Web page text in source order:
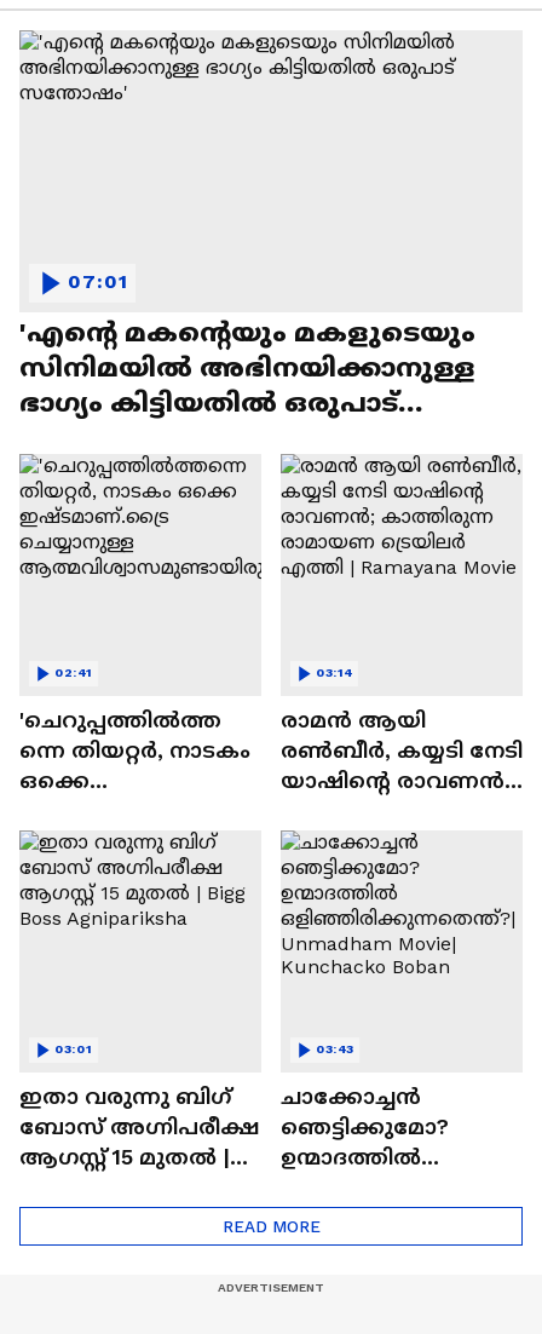
'എന്റെ മകന്റെയും മകളുടെയും
സിനിമയിൽ അഭിനയിക്കാനുള്ള
ഭാഗ്യം കിട്ടിയതിൽ ഒരുപാട്
07:01
'ചെറുപ്പത്തിൽത്ത
ന്നെ തിയറ്റർ, നാടകം
ഒക്കെ
ചെയ്യാനുള്ള
ആത്മവിശ്വാസമുണ്ടാ
യിരുന്നില്ല'
02:41
രാമന്‍ ആയി
രൺബീർ, കയ്യടി നേടി
യാഷിന്റെ രാവണൻ;
രാമായണ ട്രെയിലർ
എത്തി | Ramayana
Movie
03:14
ഇതാ വരുന്നു ബിഗ്
ബോസ് അഗ്നിപരീക്ഷ
ആഗസ്റ്റ് 15 മുതൽ |
03:01
ചാക്കോച്ചന്‍
ഞെട്ടിക്കുമോ?
ഉന്മാദത്തിൽ
ന്ത്?| Unmadham
Movie| Kunchacko
03:43
READ MORE